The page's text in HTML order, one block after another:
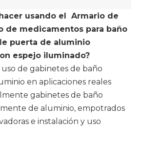
usando el Armario de
de medicamentos para baño
puerta de aluminio
espejo iluminado?
uso de gabinetes de baño
en aplicaciones reales
gabinetes de baño
de aluminio, empotrados
e instalación y uso